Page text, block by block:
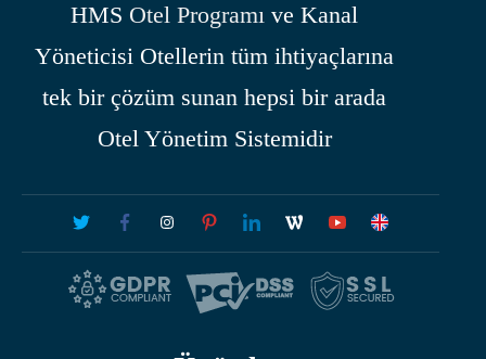
HMS Otel Programı ve Kanal
Yöneticisi Otellerin tüm ihtiyaçlarına
tek bir çözüm sunan hepsi bir arada
Otel Yönetim Sistemidir